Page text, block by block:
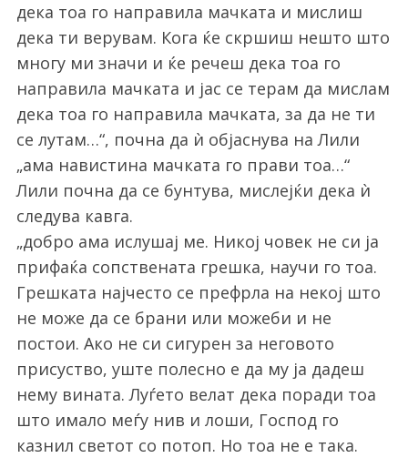
дека тоа го направила мачката и мислиш
дека ти верувам. Кога ќе скршиш нешто што
многу ми значи и ќе речеш дека тоа го
направила мачката и јас се терам да мислам
дека тоа го направила мачката, за да не ти
се лутам…“, почна да ѝ објаснува на Лили
„ама навистина мачката го прави тоа…“
Лили почна да се бунтува, мислејќи дека ѝ
следува кавга.
„добро ама ислушај ме. Никој човек не си ја
прифаќа сопствената грешка, научи го тоа.
Грешката најчесто се префрла на некој што
не може да се брани или можеби и не
постои. Ако не си сигурен за неговото
присуство, уште полесно е да му ја дадеш
нему вината. Луѓето велат дека поради тоа
што имало меѓу нив и лоши, Господ го
казнил светот со потоп. Но тоа не е така.